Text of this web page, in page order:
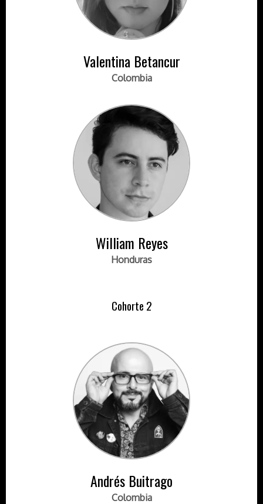
Valentina Betancur
Colombia
William Reyes
Honduras
Cohorte 2
Andrés Buitrago
Colombia